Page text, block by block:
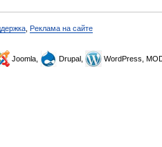
Реклама на сайте
Joomla, Drupal, WordPress,